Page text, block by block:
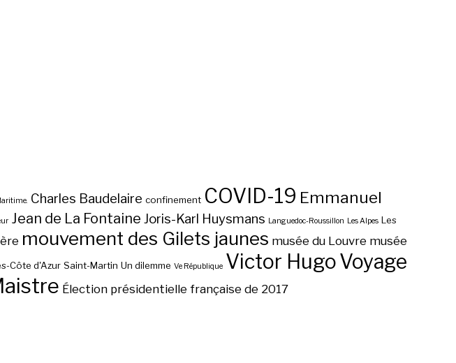
Charles Baudelaire confinement COVID-19 Emmanuel
Jean de La Fontaine Joris-Karl Huysmans Languedoc-Roussillon Les Alpes Les
mouvement des Gilets jaunes musée du Louvre musée
Côte d'Azur Saint-Martin Un dilemme Ve République Victor HugoVoyage
Élection présidentielle française de 2017